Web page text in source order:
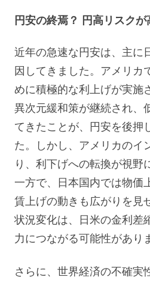
円安の終焉？ 円高リスク
近年の急速な円安は、主に
因してきました。アメリカ
めに積極的な利上げが実施
異次元緩和策が継続され、
てきたことが、円安を後押
た。しかし、アメリカのイ
り、利下げへの転換が視野
一方で、日本国内では物価
賃上げの動きも広がりを見
状況変化は、日米の金利差
力につながる可能性があり
さらに、世界経済の不確実